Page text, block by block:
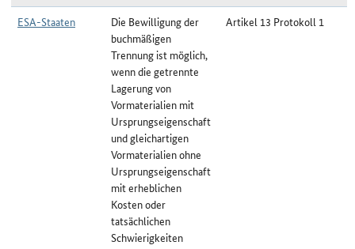
ESA-Staaten
Die Bewilligung der
buchmäßigen
Trennung ist möglich,
wenn die getrennte
Lagerung von
Vormaterialien mit
Ursprungseigenschaft
und gleichartigen
Vormaterialien ohne
Ursprungseigenschaft
mit erheblichen
Kosten oder
tatsächlichen
Schwierigkeiten
Artikel 13 Protokoll 1